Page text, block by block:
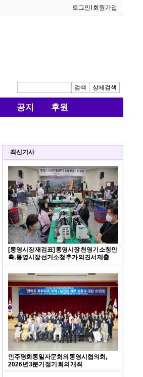
로그인 회원가입
검색 상세검색
공지 후원
최신기사
[통영시장 재검표] 통영시장 천영기 소청인
측, 통영시장 선거소청 추가 의견서 제출
민주평화통일자문회의 통영시협의회,
2026년 3분기 정기 회의 개최